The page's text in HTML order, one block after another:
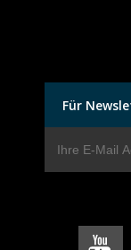
Für